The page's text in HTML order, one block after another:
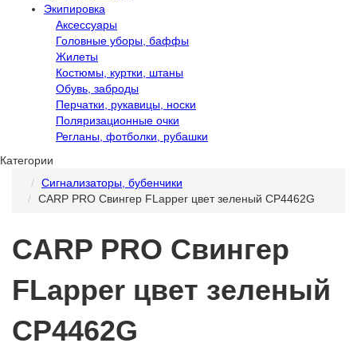
Экипировка
Аксессуары
Головные уборы, баффы
Жилеты
Костюмы, куртки, штаны
Обувь, заброды
Перчатки, рукавицы, носки
Поляризационные очки
Регланы, фотболки, рубашки
Категории
Сигнализаторы, бубенчики
CARP PRO Свингер FLapper цвет зеленый CP4462G
CARP PRO Свингер
FLapper цвет зеленый
CP4462G